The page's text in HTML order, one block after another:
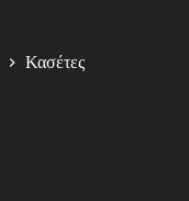
Κασέτες